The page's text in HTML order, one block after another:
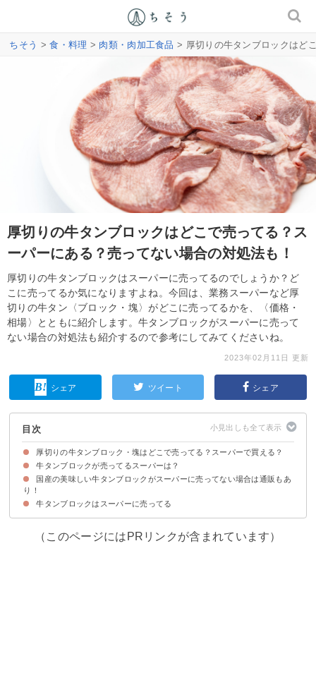
ちそう >食・料理 > 肉類・肉加工食品 > 厚切りの牛タンブロックはど
厚切りの牛タンブロックはどこで売ってる？ス
ーパーにある？売ってない場合の対処法も！
厚切りの牛タンブロックはスーパーに売ってるのでしょうか？ど
こに売ってるか気になりますよね。今回は、業務スーパーなど厚
切りの牛タン〈ブロック・塊〉がどこに売ってるかを、〈価格・
相場〉とともに紹介します。牛タンブロックがスーパーに売って
ない場合の対処法も紹介するので参考にしてみてくださいね。
2023年02月11日 更新
シェア ツイート シェア
目次
厚切りの牛タンブロック・塊はどこで売ってる？スーパーで買える？
牛タンブロックが販売している場所・店
牛タンブロックの価格・相場
牛タンブロックが売ってるスーパーは？
①業務スーパー
②コストコ
③イオン
④あんず
国産の美味しい牛タンブロックがスーパーに売ってない場合は通販もあ
り！
①牛タンブロック 米国産（平均約1.00kg）
②牛タン ブロック (平均約1kg )
③牛タン上級部位厳選 厚切り（平均約0.95kg）
牛タンブロックはスーパーに売ってる
（このページにはPRリンクが含まれています）